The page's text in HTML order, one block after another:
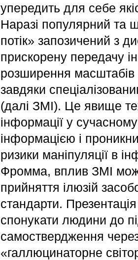
упередить для себе
Наразі популярний та
потік» запозичений з
прискорену передачу
розширення масштабів
завдяки
(далі ЗМІ). Це явище теж
інформації у
інформацією і
ризики маніпуляції в
Фромма, вплив ЗМІ
прийняття ілюзій
стандарти.
спонукати людини до
самоствердження
«галлюцинаторне